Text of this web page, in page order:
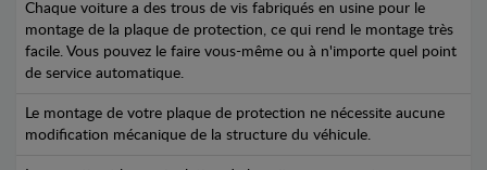
Chaque voiture a des trous de vis fabriqués en usine pour le
montage de la plaque de protection, ce qui rend le montage très
facile. Vous pouvez le faire vous-même ou à n'importe quel point
de service automatique.
Le montage de votre plaque de protection ne nécessite aucune
modification mécanique de la structure du véhicule.